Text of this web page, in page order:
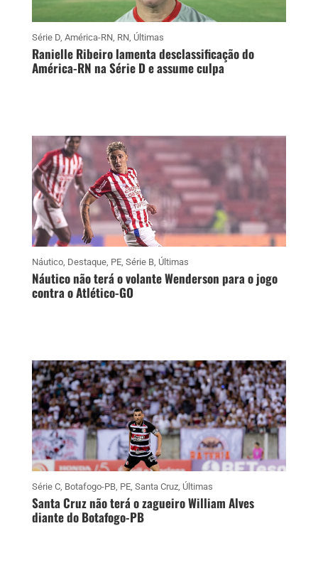
Série D, América-RN, RN, Últimas
Ranielle Ribeiro lamenta desclassificação do
América-RN na Série D e assume culpa
Náutico, Destaque, PE, Série B, Últimas
Náutico não terá o volante Wenderson para o jogo
contra o Atlético-GO
Série C, Botafogo-PB, PE, Santa Cruz, Últimas
Santa Cruz não terá o zagueiro William Alves
diante do Botafogo-PB